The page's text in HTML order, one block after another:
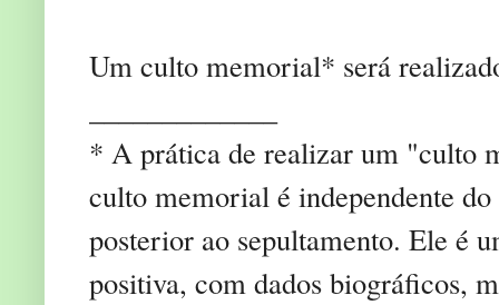
Um culto memorial* será
* A prática de realizar um "culto
culto memorial é independente
posterior ao sepultamento. Ele é
positiva, com dados biográficos,